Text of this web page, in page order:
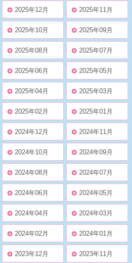
2025年12月 2025年11月
2025年10月 2025年09月
2025年08月 2025年07月
2025年06月 2025年05月
2025年04月 2025年03月
2025年02月 2025年01月
2024年12月 2024年11月
2024年10月 2024年09月
2024年08月 2024年07月
2024年06月 2024年05月
2024年04月 2024年03月
2024年02月 2024年01月
2023年12月 2023年11月